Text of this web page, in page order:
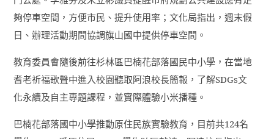
夠停車空間，方便市民、提升使用率；文化局指出，週末假
日、辦理活動期間協調旗山國中提供停車空間。
教育委員會隨後前往杉林區巴楠花部落國民中小學，在當地
耆老祈福歌聲中進入校園聽取阿浪校長簡報，了解SDGs文
化永續及自主專題課程，並實際體驗小米播種。
巴楠花部落國中小學推動原住民族實驗教育，目前共124名